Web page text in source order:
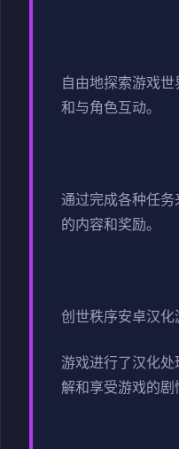
自由地探索游戏
和与角色互动。
通过完成各种任
的内容和奖励。
创世秩序安卓汉化
游戏进行了汉化
解和享受游戏的剧